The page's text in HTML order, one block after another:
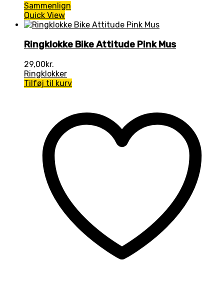
Sammenlign
Quick View
Ringklokke Bike Attitude Pink Mus
29,00kr.
Ringklokker
Tilføj til kurv